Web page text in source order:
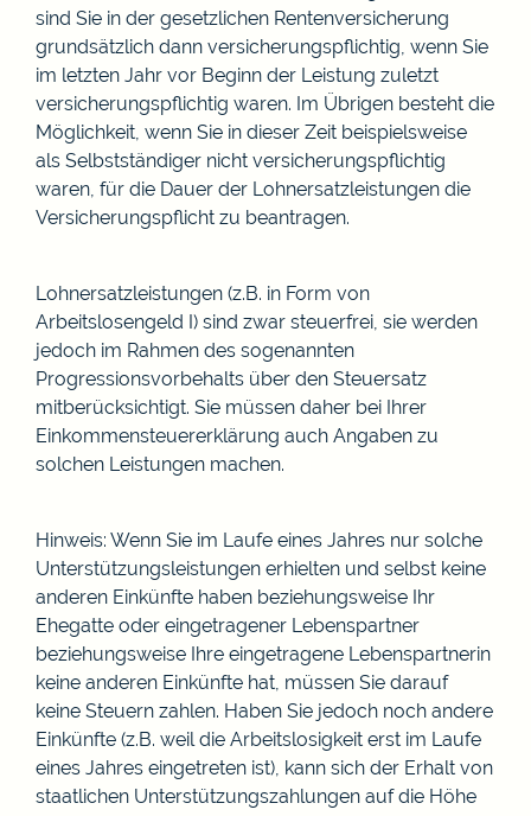
sind Sie in der gesetzlichen Rentenversicherung
grundsätzlich dann versicherungspflichtig, wenn Sie
im letzten Jahr vor Beginn der Leistung zuletzt
versicherungspflichtig waren. Im Übrigen besteht die
Möglichkeit, wenn Sie in dieser Zeit beispielsweise
als Selbstständiger nicht versicherungspflichtig
waren, für die Dauer der Lohnersatzleistungen die
Versicherungspflicht zu beantragen.
Lohnersatzleistungen (z.B. in Form von
Arbeitslosengeld I) sind zwar steuerfrei, sie werden
jedoch im Rahmen des sogenannten
Progressionsvorbehalts über den Steuersatz
mitberücksichtigt. Sie müssen daher bei Ihrer
Einkommensteuererklärung auch Angaben zu
solchen Leistungen machen.
Hinweis: Wenn Sie im Laufe eines Jahres nur solche
Unterstützungsleistungen erhielten und selbst keine
anderen Einkünfte haben beziehungsweise Ihr
Ehegatte oder eingetragener Lebenspartner
beziehungsweise Ihre eingetragene Lebenspartnerin
keine anderen Einkünfte hat, müssen Sie darauf
keine Steuern zahlen. Haben Sie jedoch noch andere
Einkünfte (z.B. weil die Arbeitslosigkeit erst im Laufe
eines Jahres eingetreten ist), kann sich der Erhalt von
staatlichen Unterstützungszahlungen auf die Höhe